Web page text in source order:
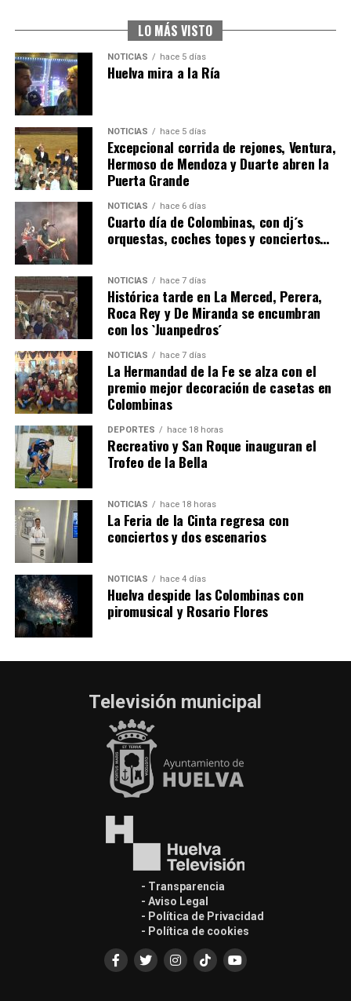
6º DÍA DE LAS FIESTAS COLOMBINAS 2026
hace 4 días Huelvatv
QUINTA CORRIDA DE LAS FIESTAS COLOMBINAS
2026
hace 5 días· Huelvatv
LO MÁS VISTO
NOTICIAS hace 5 días
Huelva mira a la Ría
NOTICIAS hace 5 días
Excepcional corrida de rejones, Ventura,
Hermoso de Mendoza y Duarte abren la
Puerta Grande
NOTICIAS hace 6 días
Cuarto día de Colombinas, con dj´s
orquestas, coches topes y conciertos…
NOTICIAS hace 7 días
Histórica tarde en La Merced, Perera,
Roca Rey y De Miranda se encumbran
con los `Juanpedros´
NOTICIAS hace 7 días
La Hermandad de la Fe se alza con el
premio mejor decoración de casetas en
Colombinas
DEPORTES hace 18 horas
Recreativo y San Roque inauguran el
Trofeo de la Bella
NOTICIAS hace 18 horas
La Feria de la Cinta regresa con
conciertos y dos escenarios
NOTICIAS hace 4 días
Huelva despide las Colombinas con
piromusical y Rosario Flores
Televisión municipal
- Transparencia
- Aviso Legal
- Política de Privacidad
- Política de cookies